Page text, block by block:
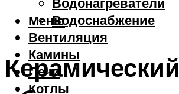
Водоснабжение
Вентиляция
Камины
Печи
Котлы
Меню
Керамический